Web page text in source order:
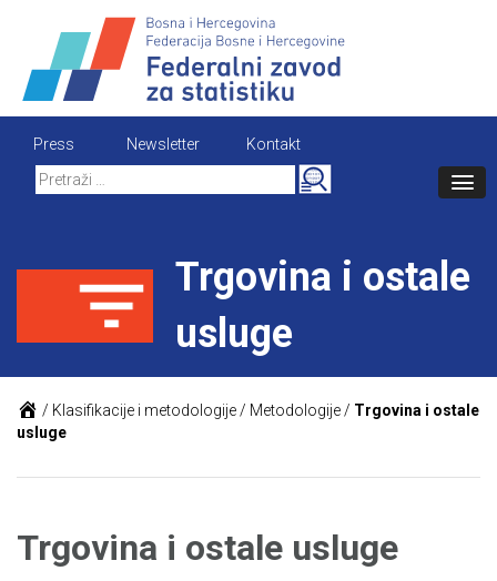
content
Press Newsletter
Kontakt
Search
for:
Trgovina i ostale
usluge
/ Klasifikacije i metodologije/ Metodologije/ Trgovina i ostale
usluge
Trgovina i ostale usluge